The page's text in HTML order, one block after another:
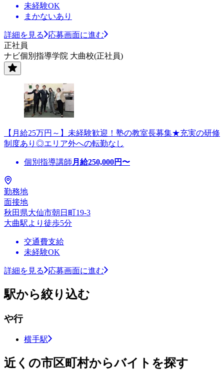
未経験OK
まかないあり
詳細を見る
応募画面に進む
正社員
ナビ個別指導学院 大曲校(正社員)
【月給25万円～】未経験歓迎！塾の教室長募集★充実の研修
制度あり◎エリア外への転勤なし
個別指導講師 月給250,000円〜
勤務地
面接地
秋田県大仙市朝日町19-3
大曲駅より徒歩5分
交通費支給
未経験OK
詳細を見る 応募画面に進む
駅から絞り込む
や行
横手駅
近くの市区町村からバイトを探す